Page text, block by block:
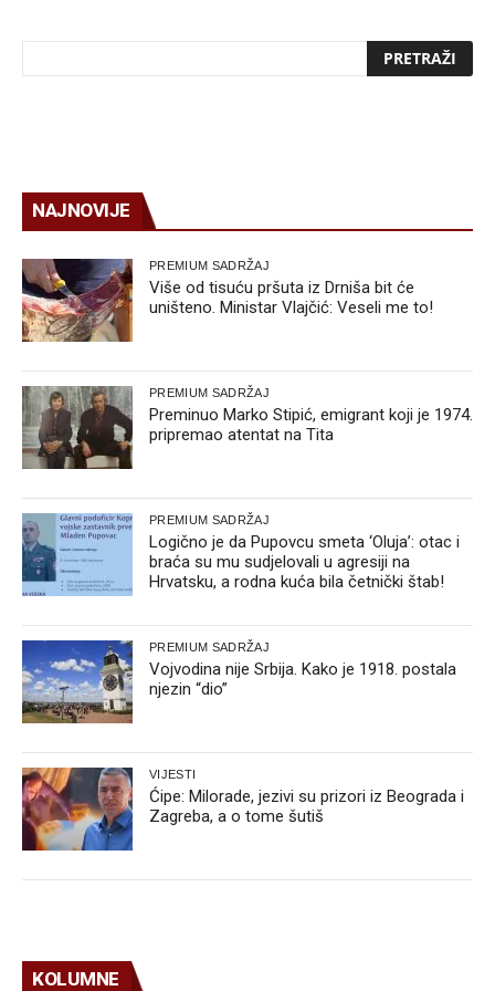
NAJNOVIJE
PREMIUM SADRŽAJ
Više od tisuću pršuta iz Drniša bit će
uništeno. Ministar Vlajčić: Veseli me to!
PREMIUM SADRŽAJ
Preminuo Marko Stipić, emigrant koji je 1974.
pripremao atentat na Tita
PREMIUM SADRŽAJ
Logično je da Pupovcu smeta ‘Oluja’: otac i
braća su mu sudjelovali u agresiji na
Hrvatsku, a rodna kuća bila četnički štab!
PREMIUM SADRŽAJ
Vojvodina nije Srbija. Kako je 1918. postala
njezin “dio”
VIJESTI
Ćipe: Milorade, jezivi su prizori iz Beograda i
Zagreba, a o tome šutiš
KOLUMNE